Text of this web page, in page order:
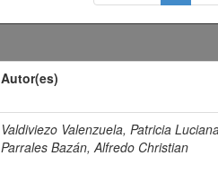
Autor(es)
Valdiviezo Valenzuela, Patricia
Parrales Bazán, Alfredo Christian